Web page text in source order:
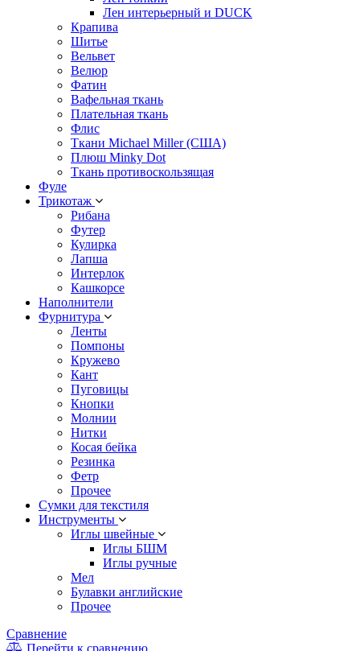
Лен интерьерный и DUCK
Крапива
Шитье
Вельвет
Велюр
Фатин
Вафельная ткань
Плательная ткань
Флис
Ткани Michael Miller (США)
Плюш Minky Dot
Ткань противоскользящая
Фуле
Трикотаж
Рибана
Футер
Кулирка
Лапша
Интерлок
Кашкорсе
Наполнители
Фурнитура
Ленты
Помпоны
Кружево
Кант
Пуговицы
Кнопки
Молнии
Нитки
Косая бейка
Резинка
Фетр
Прочее
Сумки для текстиля
Инструменты
Иглы швейные
Иглы БШМ
Иглы ручные
Мел
Булавки английские
Прочее
Сравнение
Перейти к сравнению